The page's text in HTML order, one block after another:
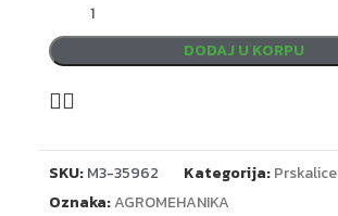
DODAJ U KORPU
SKU:M3-35962 Kategorija:Prskalice
Oznaka:AGROMEHANIKA